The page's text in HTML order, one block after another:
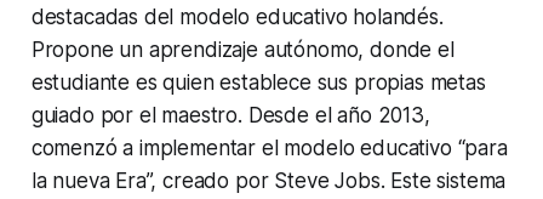
destacadas del modelo educativo holandés.
Propone un aprendizaje autónomo, donde el
estudiante es quien establece sus propias metas
guiado por el maestro. Desde el año 2013,
comenzó a implementar el modelo educativo “para
la nueva Era”, creado por Steve Jobs. Este sistema